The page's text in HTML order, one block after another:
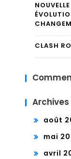
CLASH
Archives
août
mai
avril